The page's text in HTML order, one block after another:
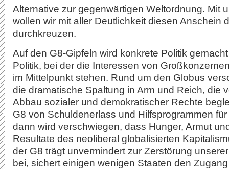
Alternative zur gegenwärtigen Weltordnung. Mit
wollen wir mit aller Deutlichkeit diesen Anschein
durchkreuzen.
Auf den G8-Gipfeln wird konkrete Politik
Politik, bei der die Interessen von
im Mittelpunkt stehen. Rund um den Globus
die dramatische Spaltung in Arm und Reich, die
Abbau sozialer und demokratischer Rechte
G8 von Schuldenerlass und Hilfsprogrammen
dann wird verschwiegen, dass Hunger, Armut
Resultate des neoliberal globalisierten
der G8 trägt unvermindert zur Zerstörung
bei, sichert einigen wenigen Staaten den